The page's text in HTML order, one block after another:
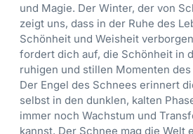
und Magie. Der Winter, der von
zeigt uns, dass in der Ruhe des
Schönheit und Weisheit
fordert dich auf, die Schönheit in
ruhigen und stillen Momenten
Der Engel des Schnees erinnert
selbst in den dunklen, kalten
immer noch Wachstum und
kannst. Der Schnee mag die Welt